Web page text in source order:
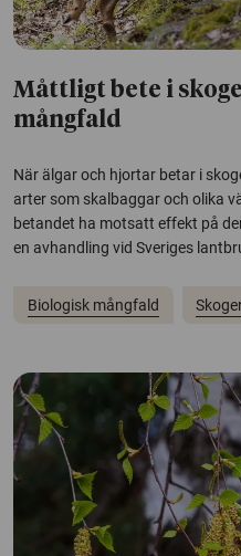
Måttligt bete i
mångfald
När älgar och hjortar betar i
arter som skalbaggar och olika
betandet ha motsatt effekt på
en avhandling vid Sveriges
Biologisk mångfald